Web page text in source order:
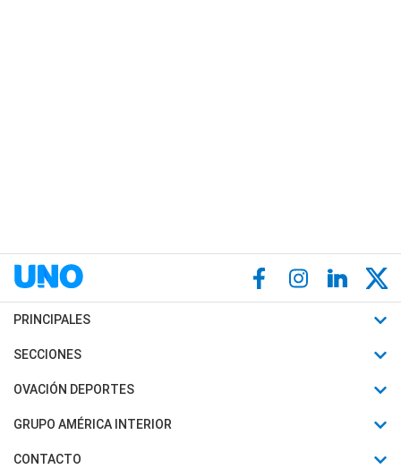
PRINCIPALES
Últimas Noticias
Política
SECCIONES
Horóscopo
Motores
OVACIÓN DEPORTES
Fútbol
Mundial
GRUPO AMÉRICA INTERIOR
Canal 7 en Vivo
CONTACTO